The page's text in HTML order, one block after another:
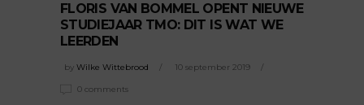
FLORIS VAN BOMMEL OPENT NIEUWE
STUDIEJAAR TMO: DIT IS WAT WE
LEERDEN
by Wilke Wittebrood 10 september 2019
0 comments